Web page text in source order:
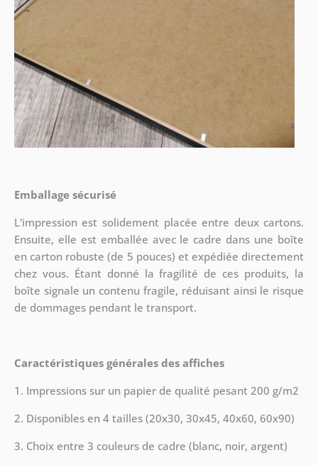
Emballage sécurisé
L'impression est solidement placée entre deux cartons.
Ensuite, elle est emballée avec le cadre dans une boîte
en carton robuste (de 5 pouces) et expédiée directement
chez vous. Étant donné la fragilité de ces produits, la
boîte signale un contenu fragile, réduisant ainsi le risque
de dommages pendant le transport.
Caractéristiques générales des affiches
1. Impressions sur un papier de qualité pesant 200 g/m2
2. Disponibles en 4 tailles (20x30, 30x45, 40x60, 60x90)
3. Choix entre 3 couleurs de cadre (blanc, noir, argent)